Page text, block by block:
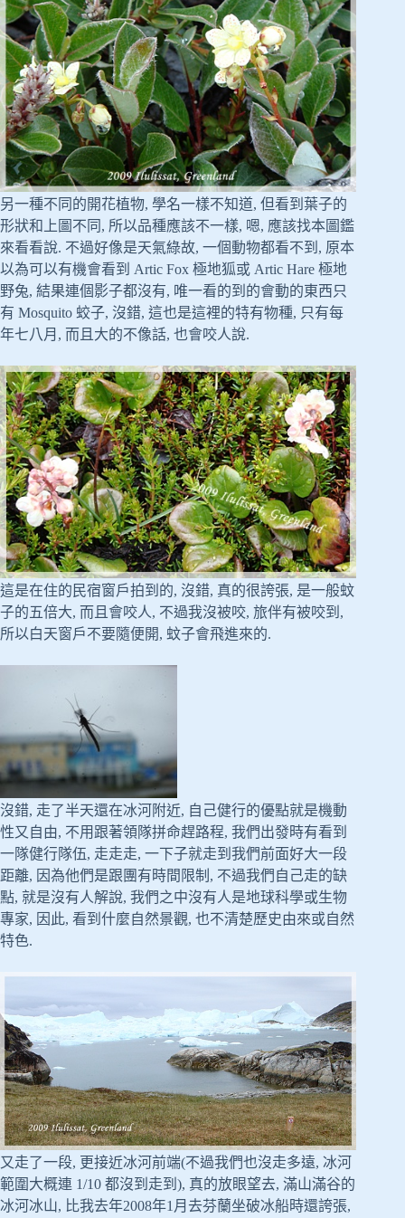
另一種不同的開花植物, 學名一樣不知道, 但看到葉子的
形狀和上圖不同, 所以品種應該不一樣, 嗯, 應該找本圖鑑
來看看說. 不過好像是天氣綠故, 一個動物都看不到, 原本
以為可以有機會看到 Artic Fox 極地狐或 Artic Hare 極地
野兔, 結果連個影子都沒有, 唯一看的到的會動的東西只
有 Mosquito 蛟子, 沒錯, 這也是這裡的特有物種, 只有每
年七八月, 而且大的不像話, 也會咬人說.
這是在住的民宿窗戶拍到的, 沒錯, 真的很誇張, 是一般蚊
子的五倍大, 而且會咬人, 不過我沒被咬, 旅伴有被咬到,
所以白天窗戶不要隨便開, 蚊子會飛進來的.
沒錯, 走了半天還在冰河附近, 自己健行的優點就是機動
性又自由, 不用跟著領隊拼命趕路程, 我們出發時有看到
一隊健行隊伍, 走走走, 一下子就走到我們前面好大一段
距離, 因為他們是跟團有時間限制, 不過我們自己走的缺
點, 就是沒有人解說, 我們之中沒有人是地球科學或生物
專家, 因此, 看到什麼自然景觀, 也不清楚歷史由來或自然
特色.
又走了一段, 更接近冰河前端(不過我們也沒走多遠, 冰河
範圍大概連 1/10 都沒到走到), 真的放眼望去, 滿山滿谷的
冰河冰山, 比我去年2008年1月去芬蘭坐破冰船時還誇張,